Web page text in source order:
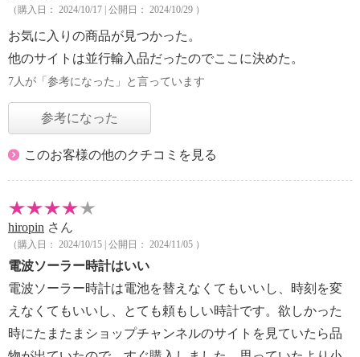
（購入日： 2024/10/17 | 公開日： 2024/10/29 ）
お気に入りの商品が見つかった。
他のサイトは並行輸入品だったのでここに決めた。
7人が「参考になった」と言っています
参考になった
このお客様の他のクチコミを見る
hiropin さん
（購入日： 2024/10/15 | 公開日： 2024/11/05 ）
電波ソーラー時計はいい
電波ソーラー時計は電池を替えなくてもいいし、時刻を変
えなくてもいいし、とても頼もしい時計です。欲しかった
時にたまたまショップチャンネルのサイトを見ていたら品